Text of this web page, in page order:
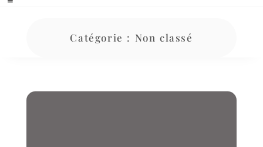
Catégorie : Non classé